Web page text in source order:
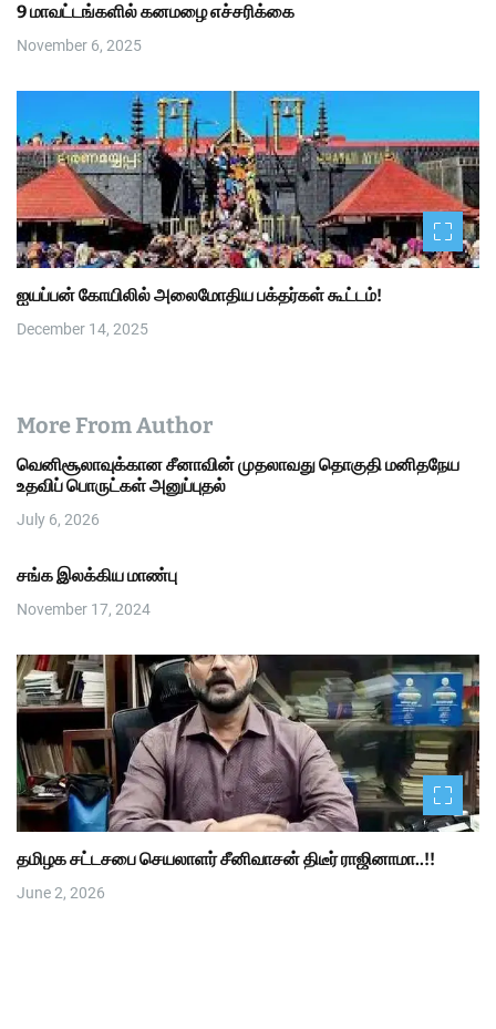
9 மாவட்டங்களில் கனமழை எச்சரிக்கை
November 6, 2025
ஐயப்பன் கோயிலில் அலைமோதிய பக்தர்கள் கூட்டம்!
December 14, 2025
More From Author
வெனிசூலாவுக்கான சீனாவின் முதலாவது தொகுதி மனிதநேய
உதவிப் பொருட்கள் அனுப்புதல்
July 6, 2026
சங்க இலக்கிய மாண்பு
November 17, 2024
தமிழக சட்டசபை செயலாளர் சீனிவாசன் திடீர் ராஜினாமா..!!
June 2, 2026